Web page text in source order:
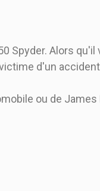
Spyder. Alors qu'il
d'un
ou de James